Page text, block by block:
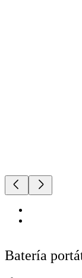
Batería